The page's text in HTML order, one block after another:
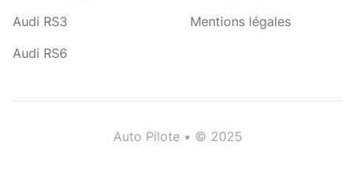
Audi RS3
Audi RS6
Mentions légales
Auto Pilote• © 2025